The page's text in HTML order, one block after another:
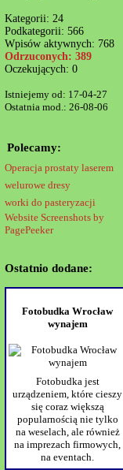
Kategorii: 24
Podkategorii: 566
Wpisów aktywnych: 768
Odrzuconych: 389
Oczekujących: 0
Istniejemy od: 17-04-27
Ostatnia mod.: 26-08-06
Polecamy:
Operacja prostaty laserem
welurowe dresy
worki do pasteryzacji
Website Screenshots by
PagePeeker
Ostatnio dodane:
Fotobudka Wrocław
wynajem
Fotobudka jest
urządzeniem, które cieszy
się coraz większą
popularnością nie tylko
na weselach, ale również
na imprezach firmowych,
na eventach.